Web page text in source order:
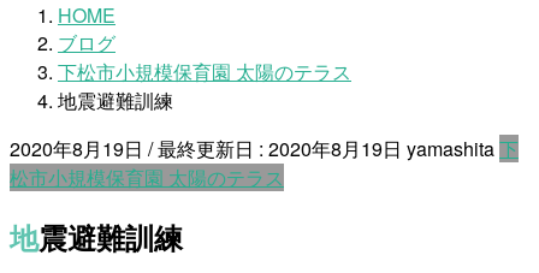
HOME
ブログ
下松市小規模保育園 太陽のテラス
地震避難訓練
2020年8月19日 / 最終更新日 : 2020年8月19日 yamashita下
松市小規模保育園 太陽のテラス
地震避難訓練